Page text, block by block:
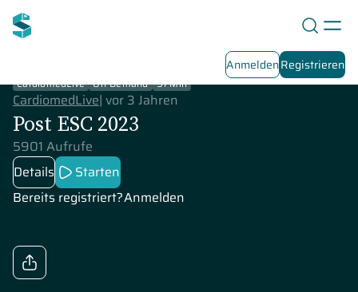
AnmeldenRegistrieren
CardiomedLive On-Demand 91 Min
CardiomedLive| vor 3 Jahren
Post ESC 2023
5901 Aufrufe
Details
Starten
Bereits registriert?Anmelden